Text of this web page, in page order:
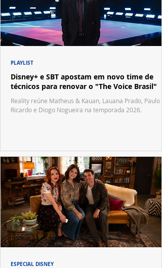
Disney+ e SBT apostam em novo time de
técnicos para renovar o "The Voice Brasil"
Reality reúne Matheus & Kauan, Lauana Prado, Paulo
Ricardo e Diogo Nogueira na temporada 2026.
PLAYLIST
ESPECIAL DISNEY